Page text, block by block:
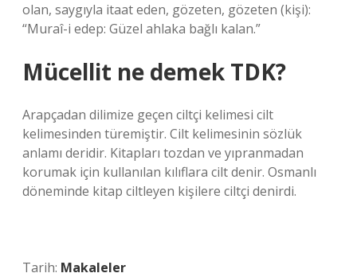
olan, saygıyla itaat eden, gözeten, gözeten (kişi):
“Muraî-i edep: Güzel ahlaka bağlı kalan.”
Mücellit ne demek TDK?
Arapçadan dilimize geçen ciltçi kelimesi cilt
kelimesinden türemiştir. Cilt kelimesinin sözlük
anlamı deridir. Kitapları tozdan ve yıpranmadan
korumak için kullanılan kılıflara cilt denir. Osmanlı
döneminde kitap ciltleyen kişilere ciltçi denirdi.
Tarih: Makaleler